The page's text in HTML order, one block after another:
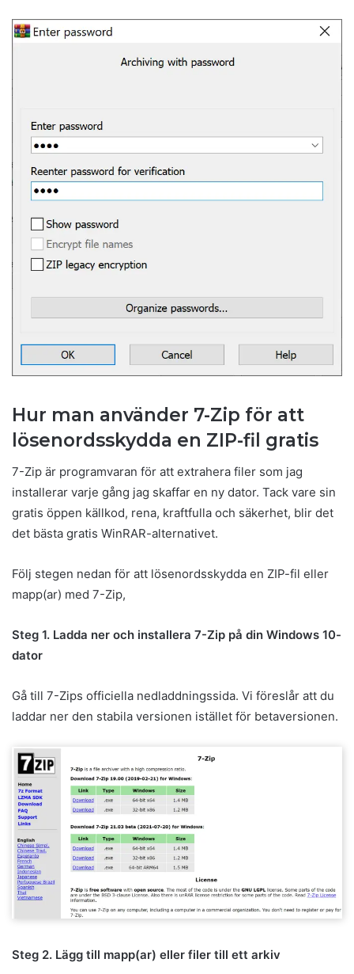
Hur man använder 7-Zip för att
lösenordsskydda en ZIP-fil gratis
7-Zip är programvaran för att extrahera filer som jag
installerar varje gång jag skaffar en ny dator. Tack vare sin
gratis öppen källkod, rena, kraftfulla och säkerhet, blir det
det bästa gratis WinRAR-alternativet.
Följ stegen nedan för att lösenordsskydda en ZIP-fil eller
mapp(ar) med 7-Zip,
Steg 1. Ladda ner och installera 7-Zip på din Windows 10-
dator
Gå till 7-Zips officiella nedladdningssida. Vi föreslår att du
laddar ner den stabila versionen istället för betaversionen.
Steg 2. Lägg till mapp(ar) eller filer till ett arkiv